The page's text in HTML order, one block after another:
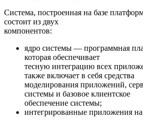
Система, построенная на базе
состоит из двух
компонентов:
ядро системы — программная
которая обеспечивает
тесную интеграцию всех
также включает в себя средства
моделирования приложений,
системы и базовое клиентское
обеспечение системы;
интегрированные приложения